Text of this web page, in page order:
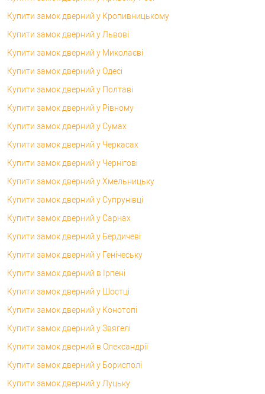
Купити замок дверний у Кропивницькому
Купити замок дверний у Львові
Купити замок дверний у Миколаєві
Купити замок дверний у Одесі
Купити замок дверний у Полтаві
Купити замок дверний у Рівному
Купити замок дверний у Сумах
Купити замок дверний у Черкасах
Купити замок дверний у Чернігові
Купити замок дверний у Хмельницьку
Купити замок дверний у Супрунівці
Купити замок дверний у Сарнах
Купити замок дверний у Бердичеві
Купити замок дверний у Генічеську
Купити замок дверний в Ірпені
Купити замок дверний у Шостці
Купити замок дверний у Конотопі
Купити замок дверний у Звягелі
Купити замок дверний в Олександрії
Купити замок дверний у Борисполі
Купити замок дверний у Луцьку